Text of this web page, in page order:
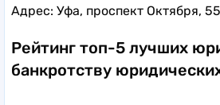
Адрес: Уфа, проспект Октября, 55
Рейтинг топ-5 лучших
банкротству